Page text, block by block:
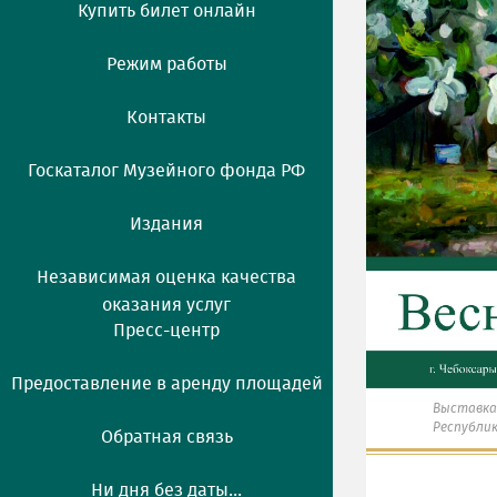
Купить билет онлайн
Режим работы
Контакты
Госкаталог Музейного фонда РФ
Издания
Независимая оценка качества
оказания услуг
Пресс-центр
Предоставление в аренду площадей
Обратная связь
Ни дня без даты...